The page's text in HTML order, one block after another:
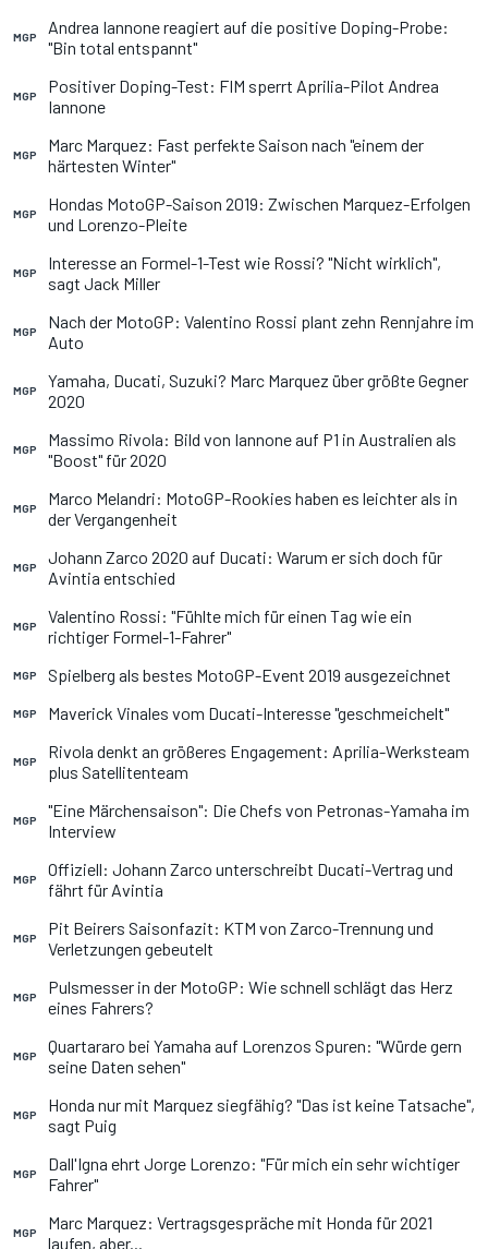
MGP
Andrea Iannone reagiert auf die positive Doping-Probe:
"Bin total entspannt"
MGP
Positiver Doping-Test: FIM sperrt Aprilia-Pilot Andrea
Iannone
MGP
Marc Marquez: Fast perfekte Saison nach "einem der
härtesten Winter"
MGP
Hondas MotoGP-Saison 2019: Zwischen Marquez-Erfolgen
und Lorenzo-Pleite
MGP
Interesse an Formel-1-Test wie Rossi? "Nicht wirklich",
sagt Jack Miller
MGP
Nach der MotoGP: Valentino Rossi plant zehn Rennjahre im
Auto
MGP
Yamaha, Ducati, Suzuki? Marc Marquez über größte Gegner
2020
MGP
Massimo Rivola: Bild von Iannone auf P1 in Australien als
"Boost" für 2020
MGP
Marco Melandri: MotoGP-Rookies haben es leichter als in
der Vergangenheit
MGP
Johann Zarco 2020 auf Ducati: Warum er sich doch für
Avintia entschied
MGP
Valentino Rossi: "Fühlte mich für einen Tag wie ein
richtiger Formel-1-Fahrer"
MGP Spielberg als bestes MotoGP-Event 2019 ausgezeichnet
MGP Maverick Vinales vom Ducati-Interesse "geschmeichelt"
MGP
Rivola denkt an größeres Engagement: Aprilia-Werksteam
plus Satellitenteam
MGP
"Eine Märchensaison": Die Chefs von Petronas-Yamaha im
Interview
MGP
Offiziell: Johann Zarco unterschreibt Ducati-Vertrag und
fährt für Avintia
MGP
Pit Beirers Saisonfazit: KTM von Zarco-Trennung und
Verletzungen gebeutelt
MGP
Pulsmesser in der MotoGP: Wie schnell schlägt das Herz
eines Fahrers?
MGP
Quartararo bei Yamaha auf Lorenzos Spuren: "Würde gern
seine Daten sehen"
MGP
Honda nur mit Marquez siegfähig? "Das ist keine Tatsache",
sagt Puig
MGP
Dall'Igna ehrt Jorge Lorenzo: "Für mich ein sehr wichtiger
Fahrer"
MGP
Marc Marquez: Vertragsgespräche mit Honda für 2021
laufen, aber...